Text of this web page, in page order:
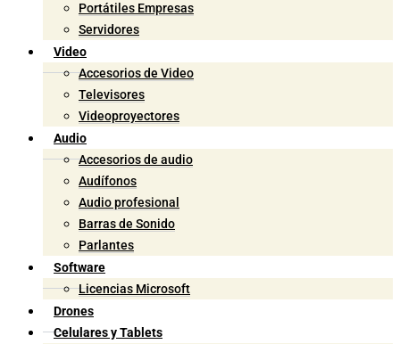
Portátiles Empresas
Servidores
Video
Accesorios de Video
Televisores
Videoproyectores
Audio
Accesorios de audio
Audífonos
Audio profesional
Barras de Sonido
Parlantes
Software
Licencias Microsoft
Drones
Celulares y Tablets